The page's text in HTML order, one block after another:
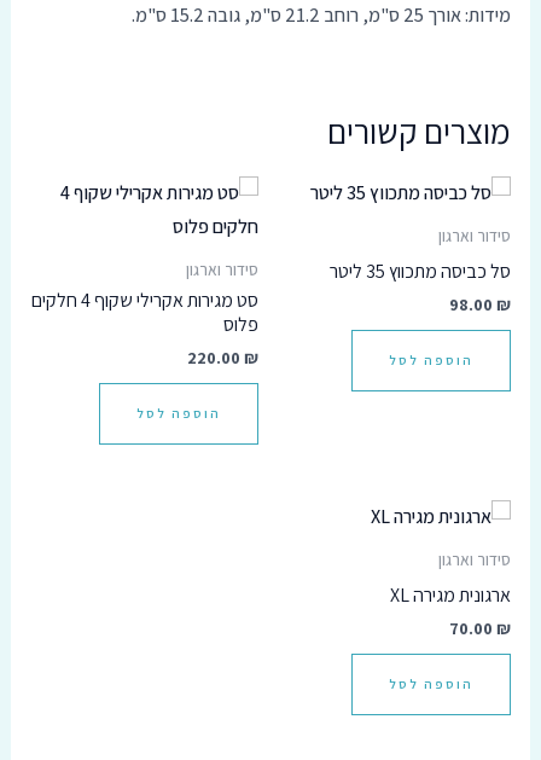
מידות: אורך 25 ס"מ, רוחב 21.2 ס"מ, גובה 15.2 ס"מ.
מוצרים קשורים
סידור וארגון
סל כביסה מתכווץ 35 ליטר
98.00₪
הוספה לסל
סידור וארגון
סט מגירות אקרילי שקוף 4 חלקים
פלוס
220.00 ₪
הוספה לסל
סידור וארגון
ארגונית מגירה XL
70.00₪
הוספה לסל